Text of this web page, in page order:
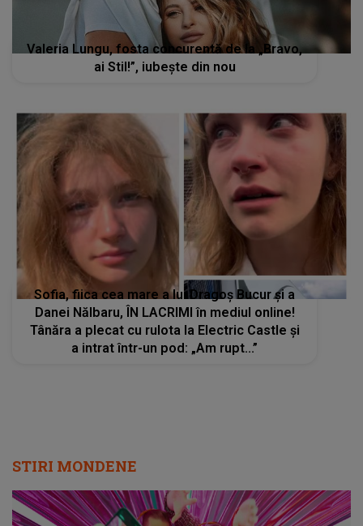
Valeria Lungu, fosta concurentă de la „Bravo,
ai Stil!”, iubește din nou
Sofia, fiica cea mare a lui Dragoș Bucur și a
Danei Nălbaru, ÎN LACRIMI în mediul online!
Tânăra a plecat cu rulota la Electric Castle și
a intrat într-un pod: „Am rupt...”
STIRI MONDENE